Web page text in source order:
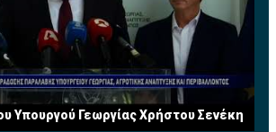
Υπουργού Γεωργίας Χρήστου Σενέκη